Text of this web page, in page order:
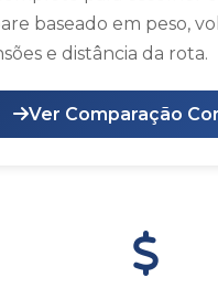
baseado em peso,
e distância da rota.
Ver Comparação